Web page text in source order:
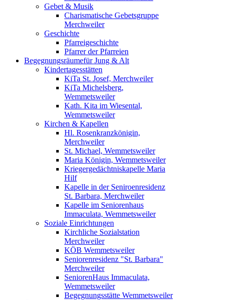
Gebet & Musik
Charismatische Gebetsgruppe
Merchweiler
Geschichte
Pfarreigeschichte
Pfarrer der Pfarreien
Begegnungsräumefür Jung & Alt
Kindertagesstätten
KiTa St. Josef, Merchweiler
KiTa Michelsberg,
Wemmetsweiler
Kath. Kita im Wiesental,
Wemmetsweiler
Kirchen & Kapellen
Hl. Rosenkranzkönigin,
Merchweiler
St. Michael, Wemmetsweiler
Maria Königin, Wemmetsweiler
Kriegergedächtniskapelle Maria
Hilf
Kapelle in der Seniroenresidenz
St. Barbara, Merchweiler
Kapelle im Seniorenhaus
Immaculata, Wemmetsweiler
Soziale Einrichtungen
Kirchliche Sozialstation
Merchweiler
KÖB Wemmetsweiler
Seniorenresidenz "St. Barbara"
Merchweiler
SeniorenHaus Immaculata,
Wemmetsweiler
Begegnungsstätte Wemmetsweiler